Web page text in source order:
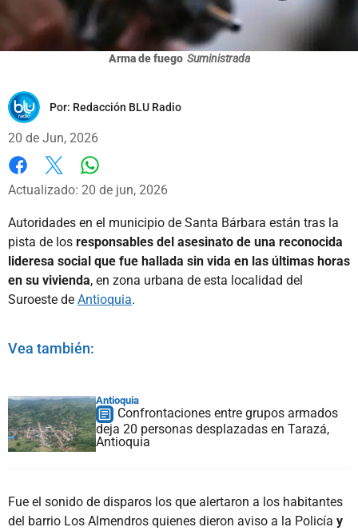
Arma de fuego Suministrada
Por: Redacción BLU Radio
20 de Jun, 2026
Facebook
X
Actualizado: 20 de jun, 2026
Autoridades en el municipio de Santa Bárbara están tras la
pista de los responsables del asesinato de una reconocida
lideresa social que fue hallada sin vida en las últimas horas
en su vivienda, en zona urbana de esta localidad del
Suroeste de Antioquia.
Vea también:
Antioquia
Confrontaciones entre grupos armados
deja 20 personas desplazadas en Tarazá,
Antioquia
Fue el sonido de disparos los que alertaron a los habitantes
del barrio Los Almendros quienes dieron aviso a la Policía y